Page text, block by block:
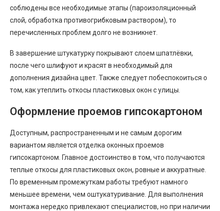
соблюдены все необходимые этапы (пароизоляционный
слой, обработка противогрибковым раствором), то
перечисленных проблем долго не возникнет.
В завершение штукатурку покрывают слоем шпатлёвки,
после чего шлифуют и красят в необходимый для
дополнения дизайна цвет. Также следует побеспокоиться о
том, как утеплить откосы пластиковых окон с улицы.
Оформление проемов гипсокартоном
Доступным, распространенным и не самым дорогим
вариантом является отделка оконных проемов
гипсокартоном. Главное достоинство в том, что получаются
теплые откосы для пластиковых окон, ровные и аккуратные.
По временным промежуткам работы требуют намного
меньшее времени, чем оштукатуривание. Для выполнения
монтажа нередко привлекают специалистов, но при наличии